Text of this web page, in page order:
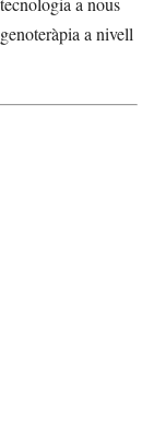
a nivell